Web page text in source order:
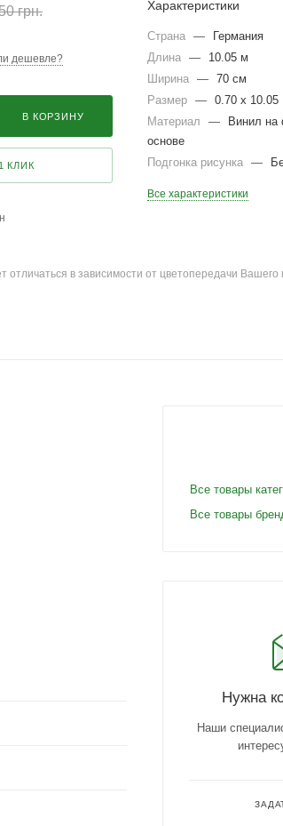
грн.
дешевле?
В КОРЗИНУ
КЛИК
Характеристики
Страна —
Германия
Длина —
10.05 м
Ширина — 70 см
Размер — 0.70 x 10.05
Материал
—
Винил на
основе
Подгонка рисунка —
Все характеристики
отличаться в зависимости от цветопередачи
Все товары
Все товары
Нужна
Наши